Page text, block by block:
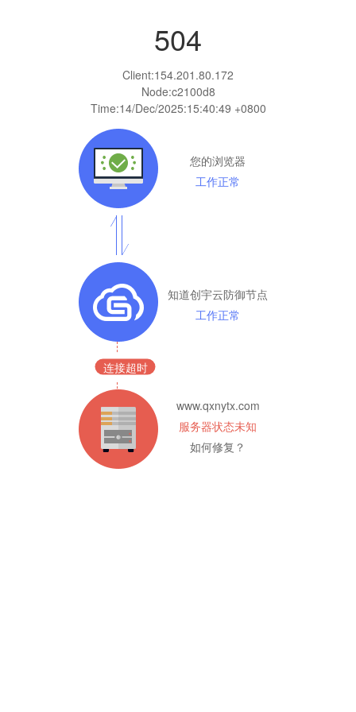
504
Client:154.201.80.172
Node:c2100d8
Time:14/Dec/2025:15:40:49 +0800
您的浏览器
工作正常
知道创宇云防御节点
工作正常
连接超时
www.qxnytx.com
服务器状态未知
如何修复？